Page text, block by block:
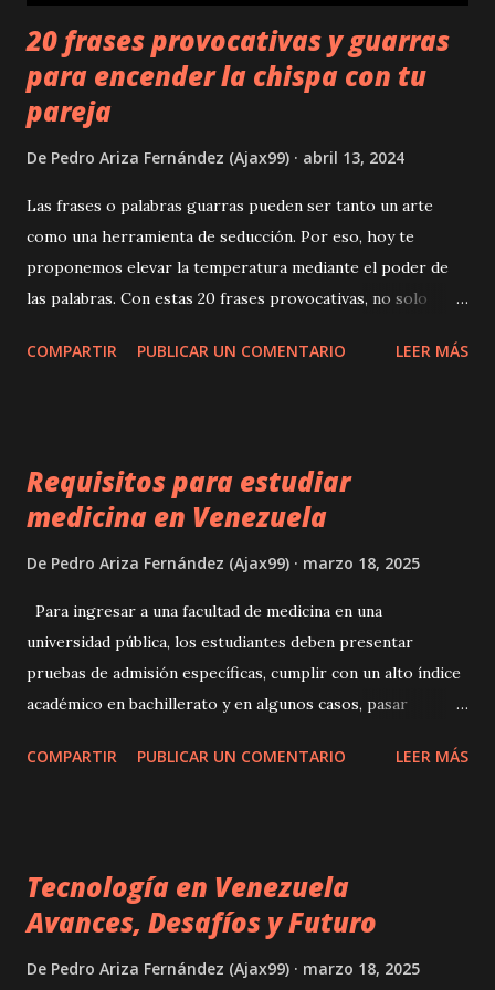
20 frases provocativas y guarras
para encender la chispa con tu
pareja
De Pedro Ariza Fernández (Ajax99) abril 13, 2024
Las frases o palabras guarras pueden ser tanto un arte
como una herramienta de seducción. Por eso, hoy te
proponemos elevar la temperatura mediante el poder de
las palabras. Con estas 20 frases provocativas, no solo
rincones más profundos de la conexión emocional y física
confort y explorar nuevas formas de comunicación. Una
técnica que ha demostrado ser efectiva es el uso de frases
poder de las frases obscenas, la psicología detrás de su
uso, cómo incorporarlas en tu repertorio de coqueteo y
algunas frases calientes que puedes utilizar para excitar a
una chica. Cuando se trata de mejorar tus habilidades de
ligue, es importante reconocer el poder que pueden tener
COMPARTIR PUBLICAR UN COMENTARIO LEER MÁS
Requisitos para estudiar
medicina en Venezuela
De Pedro Ariza Fernández (Ajax99) marzo 18, 2025
Para ingresar a una facultad de medicina en una
universidad pública, los estudiantes deben presentar
pruebas de admisión específicas, cumplir con un alto índice
académico en bachillerato y en algunos casos, pasar
privadas, el proceso varía, pero generalmente se requiere
Ciclo básico : Formación en ciencias fundamentales como
anatomía, biología y fisiología. Ciclo clínico : Asignaturas
semiología. Internado rotatorio : Prácticas hospitalarias en
COMPARTIR PUBLICAR UN COMENTARIO LEER MÁS
Tecnología en Venezuela
Avances, Desafíos y Futuro
De Pedro Ariza Fernández (Ajax99) marzo 18, 2025